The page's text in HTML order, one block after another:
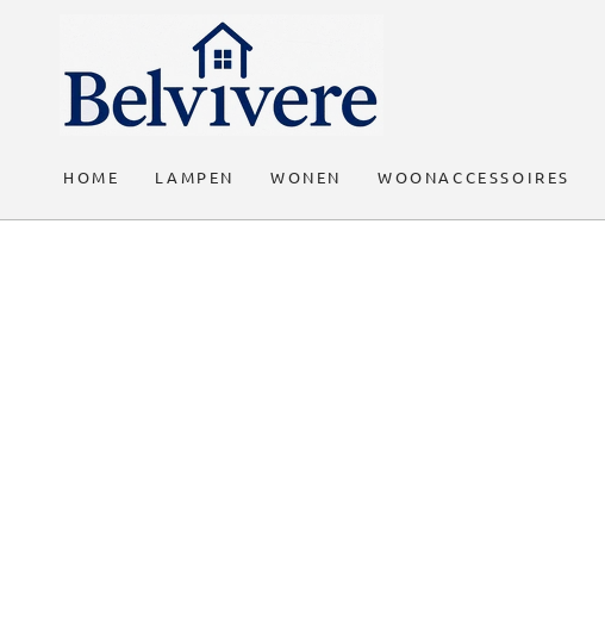
HOME LAMPEN WONEN WOONACCESSOIRES